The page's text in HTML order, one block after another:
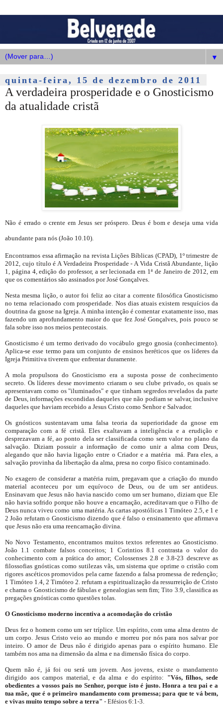
▼
quinta-feira, 15 de dezembro de 2011
A verdadeira prosperidade e o Gnosticismo
da atualidade cristã
Não é errado o crente em Jesus ser próspero. Deus é bom e deseja uma vida
abundante para nós (João 10.10).
Encontramos essa afirmação na revista Lições Bíblicas (CPAD), 1º trimestre de
2012, cujo título é A Verdadeira Prosperidade - A Vida Cristã Abundante, lição
1, página 4, edição do professor, a ser lecionada em 1ª de Janeiro de 2012, em
que os comentários são assinados por José Gonçalves.
Nesta mesma lição, o autor foi feliz ao citar a corrente filosófica Gnosticismo
no tema relacionado com prosperidade. Nos dias atuais existem resquícios da
doutrina da gnose na Igreja. A minha intenção é comentar exatamente isso, mas
fazendo um aprofundamento maior do que fez José Gonçalves, pois pouco se
fala sobre isso nos meios pentecostais.
Gnosticismo é um termo derivado do vocábulo grego gnosia (conhecimento).
Aplica-se esse termo para um conjunto de ensinos heréticos que os líderes da
Igreja Primitiva tiverem que enfrentar duramente.
A mola propulsora do Gnosticismo era a suposta posse de conhecimento
secreto. Os líderes desse movimento criaram o seu clube privado, os quais se
apresentavam como os "iluminados" e que tinham segredos revelados da parte
de Deus, informações escondidas daqueles que não podiam se salvar, inclusive
daqueles que haviam recebido a Jesus Cristo como Senhor e Salvador.
Os gnósticos sustentavam uma falsa teoria da superioridade da gnose em
comparação com a fé cristã. Eles exaltavam a inteligência e a erudição e
desprezavam a fé, ao ponto dela ser classificada como sem valor no plano da
salvação. Diziam possuir a informação de como unir a alma com Deus,
alegando que não havia ligação entre o Criador e a matéria má. Para eles, a
salvação provinha da libertação da alma, presa no corpo físico contaminado.
No exagero de considerar a matéria ruim, pregavam que a criação do mundo
material aconteceu por um equívoco de Deus, ou de um ser antideus.
Ensinavam que Jesus não havia nascido como um ser humano, diziam que Ele
não havia sofrido porque não houve a encarnação, acreditavam que o Filho de
Deus nunca viveu como uma matéria. As cartas apostólicas 1 Timóteo 2.5, e 1 e
2 João refutam o Gnosticismo dizendo que é falso o ensinamento que afirmava
que Jesus não era uma reencarnação divina.
No Novo Testamento, encontramos muitos textos referentes ao Gnosticismo.
João 1.1 combate falsos conceitos; 1 Corintios 8.1 contrasta o valor do
conhecimento com a prática do amor; Colossenses 2.8 e 3.8-23 descreve as
filossofias gnósticas como sutilezas vãs, um sistema que oprime o cristão com
rigores ascéticos promovidos pela carne fazendo a falsa promessa de redenção;
1 Timóteo 1.4, 2 Timóteo 2. refutam a espiritualização da ressurreição de Cristo
e chama o Gnosticismo de fábulas e genealogias sem fim; Tito 3.9, classifica as
pregações gnósticas como questões tolas.
O Gnosticismo moderno incentiva a acomodação do cristão
Deus fez o homem como um ser tríplice. Um espírito, com uma alma dentro de
um corpo. Jesus Cristo veio ao mundo e morreu por nós para nos salvar por
inteiro. O amor de Deus não é dirigido apenas para o espírito humano. Ele
também nos ama na dimensão da alma e na dimensão física do corpo.
Quem não é, já foi ou será um jovem. Aos jovens, existe o mandamento
dirigido aos campos material, e da alma e do espírito: "Vós, filhos, sede
obedientes a vossos pais no Senhor, porque isto é justo. Honra a teu pai e a
tua mãe, que é o primeiro mandamento com promessa; para que te vá bem,
e vivas muito tempo sobre a terra" - Efésios 6:1-3.